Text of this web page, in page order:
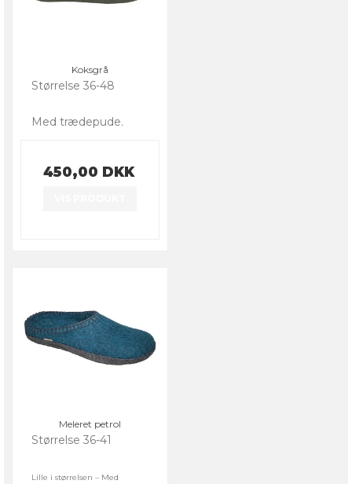
Koksgrå
Størrelse 36-48
Med trædepude.
450,00 DKK
Meleret petrol
Størrelse 36-41
Lille i størrelsen – Med